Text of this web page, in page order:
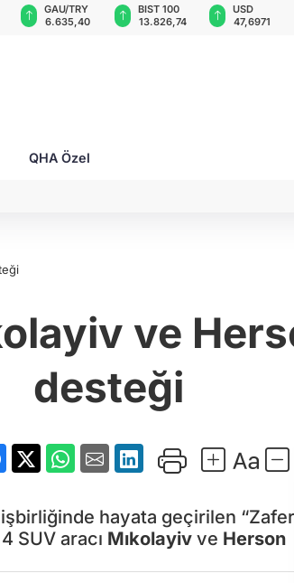
GAU/TRY
6.635,40
BIST 100
13.826,74
USD
47,6971
QHA Özel
ve
desteği
hayata geçirilen “Zafer
SUV aracı Mıkolayiv ve Herson